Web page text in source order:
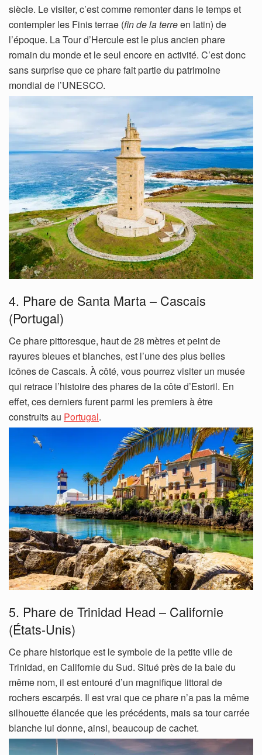
siècle. Le visiter, c’est comme remonter dans le temps et
contempler les Finis terrae (fin de la terreen latin) de
l’époque. La Tour d’Hercule est le plus ancien phare
romain du monde et le seul encore en activité. C’est donc
sans surprise que ce phare fait partie du patrimoine
mondial de l’UNESCO.
4. Phare de Santa Marta – Cascais
(Portugal)
Ce phare pittoresque, haut de 28 mètres et peint de
rayures bleues et blanches, est l’une des plus belles
icônes de Cascais. À côté, vous pourrez visiter un musée
qui retrace l’histoire des phares de la côte d’Estoril. En
effet, ces derniers furent parmi les premiers à être
construits au Portugal.
5. Phare de Trinidad Head – Californie
(États-Unis)
Ce phare historique est le symbole de la petite ville de
Trinidad, en Californie du Sud. Situé près de la baie du
même nom, il est entouré d’un magnifique littoral de
rochers escarpés. Il est vrai que ce phare n’a pas la même
silhouette élancée que les précédents, mais sa tour carrée
blanche lui donne, ainsi, beaucoup de cachet.